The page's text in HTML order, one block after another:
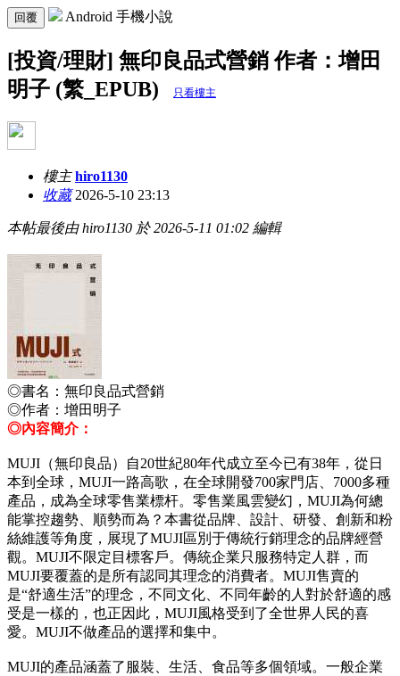
回覆 Android 手機小說
[投資/理財] 無印良品式營銷 作者：增田
明子 (繁_EPUB)
只看樓主
樓主 hiro1130
收藏2026-5-10 23:13
本帖最後由 hiro1130 於 2026-5-11 01:02 編輯
◎書名： 無印良品式營銷
◎作者： 增田明子
◎內容簡介：
MUJI（無印良品）自20世紀80年代成立至今已有38年，從日
本到全球，MUJI一路高歌，在全球開發700家門店、7000多種
產品，成為全球零售業標杆。零售業風雲變幻，MUJI為何總
能掌控趨勢、順勢而為？本書從品牌、設計、研發、創新和粉
絲維護等角度，展現了MUJI區別于傳統行銷理念的品牌經營
觀。MUJI不限定目標客戶。傳統企業只服務特定人群，而
MUJI要覆蓋的是所有認同其理念的消費者。MUJI售賣的
是“舒適生活”的理念，不同文化、不同年齡的人對於舒適的感
受是一樣的，也正因此，MUJI風格受到了全世界人民的喜
愛。MUJI不做產品的選擇和集中。
MUJI的產品涵蓋了服裝、生活、食品等多個領域。一般企業